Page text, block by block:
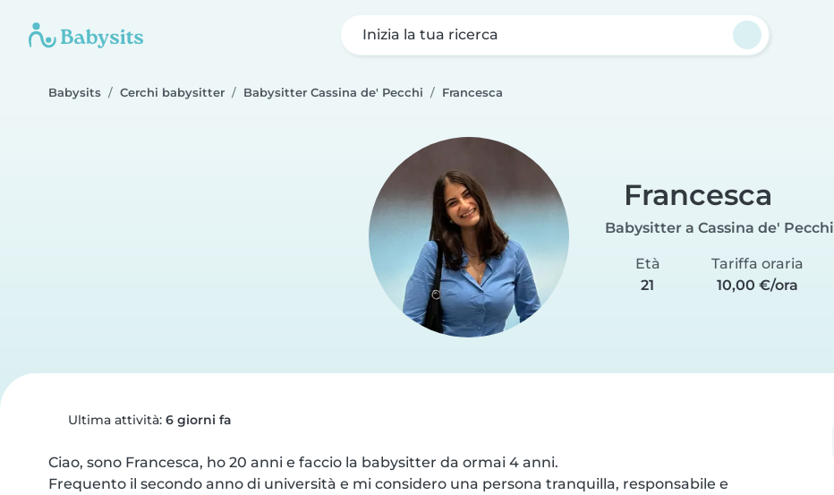
Inizia la tua ricerca
Babysits Cerchi babysitter Babysitter Cassina de' Pecchi Francesca
Francesca
Babysitter a Cassina de' Pecchi
Età
21
Tariffa oraria
10,00 €/ora
Ultima attività: 6 giorni fa
Ciao, sono Francesca, ho 20 anni e faccio la babysitter da ormai 4 anni.
Frequento il secondo anno di università e mi considero una persona tranquilla, responsabile e